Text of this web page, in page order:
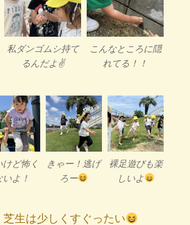
私ダンゴムシ持て
るんだよ✌️
こんなところに隠
れてる！！
けど怖く
いよ！
きゃー！逃げ
ろー
裸足遊びも楽
しいよ
芝生は少しくすぐったい